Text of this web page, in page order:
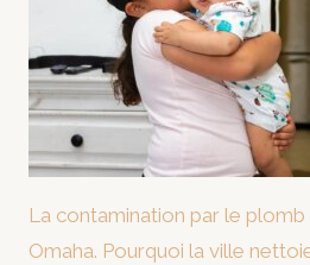
La contamination par le
Omaha. Pourquoi la ville